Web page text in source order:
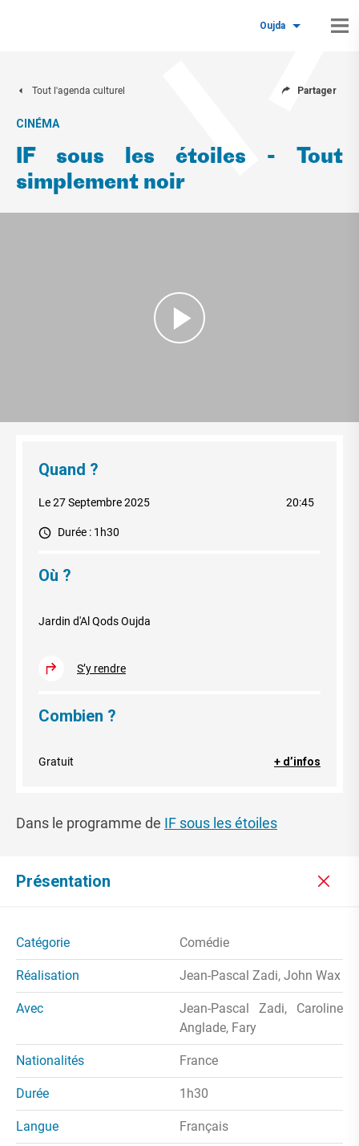
Oujda
Tout l'agenda culturel Partager
CINÉMA
IF sous les étoiles - Tout
simplement noir
Quand ?
Le 27 Septembre 2025 20:45
Durée : 1h30
Où ?
Jardin d'Al Qods Oujda
S’y rendre
Combien ?
Gratuit + d’infos
Dans le programme de IF sous les étoiles
Présentation
Catégorie Comédie
Réalisation Jean-Pascal Zadi, John Wax
Avec
Jean-Pascal Zadi, Caroline
Anglade, Fary
Nationalités France
Durée 1h30
Langue Français